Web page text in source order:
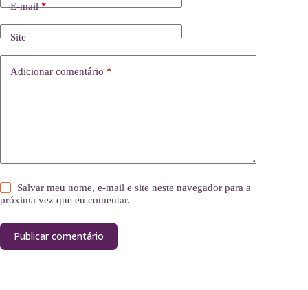
E-mail*
Site
Adicionar comentário *
Salvar meu nome, e-mail e site neste navegador para a
próxima vez que eu comentar.
Publicar comentário